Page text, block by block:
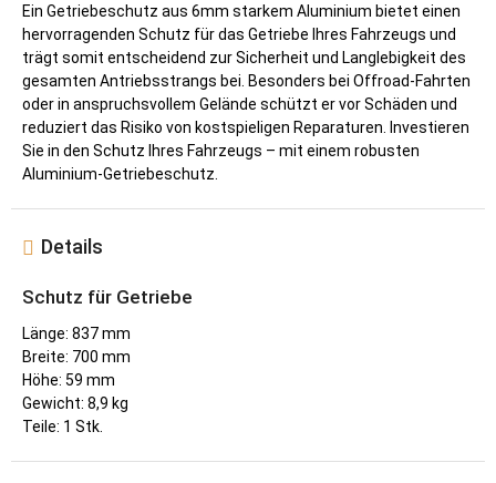
Ein Getriebeschutz aus 6mm starkem Aluminium bietet einen
hervorragenden Schutz für das Getriebe Ihres Fahrzeugs und
trägt somit entscheidend zur Sicherheit und Langlebigkeit des
gesamten Antriebsstrangs bei. Besonders bei Offroad-Fahrten
oder in anspruchsvollem Gelände schützt er vor Schäden und
reduziert das Risiko von kostspieligen Reparaturen. Investieren
Sie in den Schutz Ihres Fahrzeugs – mit einem robusten
Aluminium-Getriebeschutz.
Details
Schutz für Getriebe
Länge: 837 mm
Breite: 700 mm
Höhe: 59 mm
Gewicht: 8,9 kg
Teile: 1 Stk.